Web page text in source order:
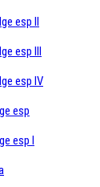
esp II
esp III
esp IV
esp
esp I